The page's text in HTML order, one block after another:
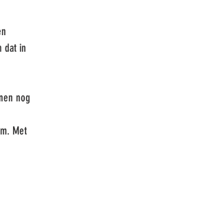
dat in
nog
Met